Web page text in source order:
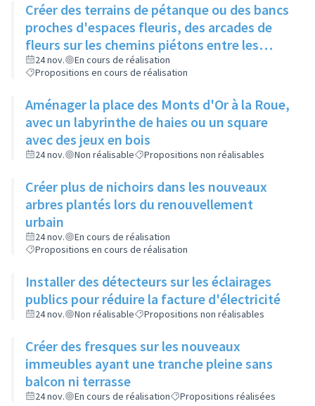
Créer des terrains de pétanque ou des bancs
proches d'espaces fleuris, des arcades de
fleurs sur les chemins piétons entre les
immeubles
24 nov.
En cours de réalisation
Propositions en cours de réalisation
Aménager la place des Monts d'Or à la Roue,
avec un labyrinthe de haies ou un square
avec des jeux en bois
24 nov. Non réalisable Propositions non réalisables
Créer plus de nichoirs dans les nouveaux
arbres plantés lors du renouvellement
urbain
24 nov.
En cours de réalisation
Propositions en cours de réalisation
Installer des détecteurs sur les éclairages
publics pour réduire la facture d'électricité
24 nov. Non réalisable Propositions non réalisables
Créer des fresques sur les nouveaux
immeubles ayant une tranche pleine sans
balcon ni terrasse
24 nov. En cours de réalisation Propositions réalisées